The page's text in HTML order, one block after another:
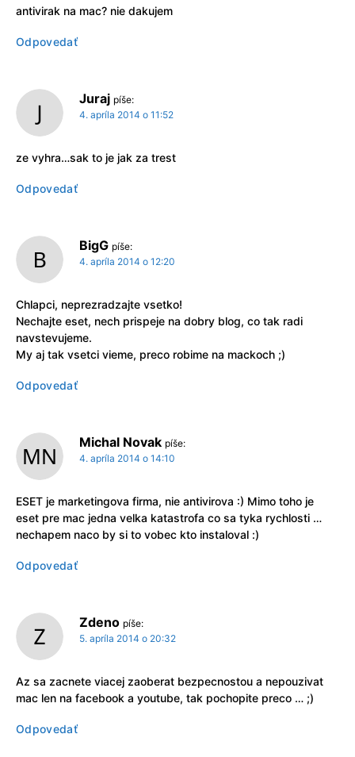
antivirak na mac? nie dakujem
Odpovedať
Juraj píše:
4. apríla 2014 o 11:52
ze vyhra…sak to je jak za trest
Odpovedať
BigG píše:
4. apríla 2014 o 12:20
Chlapci, neprezradzajte vsetko!
Nechajte eset, nech prispeje na dobry blog, co tak radi
navstevujeme.
My aj tak vsetci vieme, preco robime na mackoch ;)
Odpovedať
Michal Novak píše:
4. apríla 2014 o 14:10
ESET je marketingova firma, nie antivirova :) Mimo toho je
eset pre mac jedna velka katastrofa co sa tyka rychlosti …
nechapem naco by si to vobec kto instaloval :)
Odpovedať
Zdeno píše:
5. apríla 2014 o 20:32
Az sa zacnete viacej zaoberat bezpecnostou a nepouzivat
mac len na facebook a youtube, tak pochopite preco … ;)
Odpovedať